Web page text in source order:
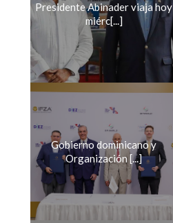
Presidente Abinader viaja hoy
miérc[...]
Gobierno dominicano y
Organización [...]